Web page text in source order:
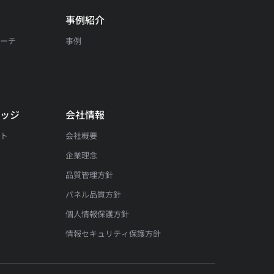
チ
事例紹介
事例
ジ 会社情報
会社概要
企業理念
品質管理方針
パネル品質方針
個人情報保護方針
情報セキュリティ保護方針